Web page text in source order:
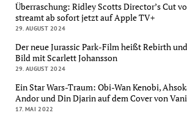
Überraschung: Ridley Scotts Director’s Cut
streamt ab sofort jetzt auf Apple TV+
29. AUGUST 2024
Der neue Jurassic Park-Film heißt Rebirth
Bild mit Scarlett Johansson
29. AUGUST 2024
Ein Star Wars-Traum: Obi-Wan Kenobi,
Andor und Din Djarin auf dem Cover von
17. MAI 2022